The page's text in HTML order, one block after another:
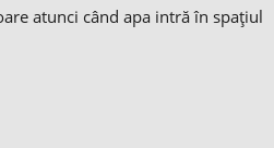
atunci când apa intră în spațiul